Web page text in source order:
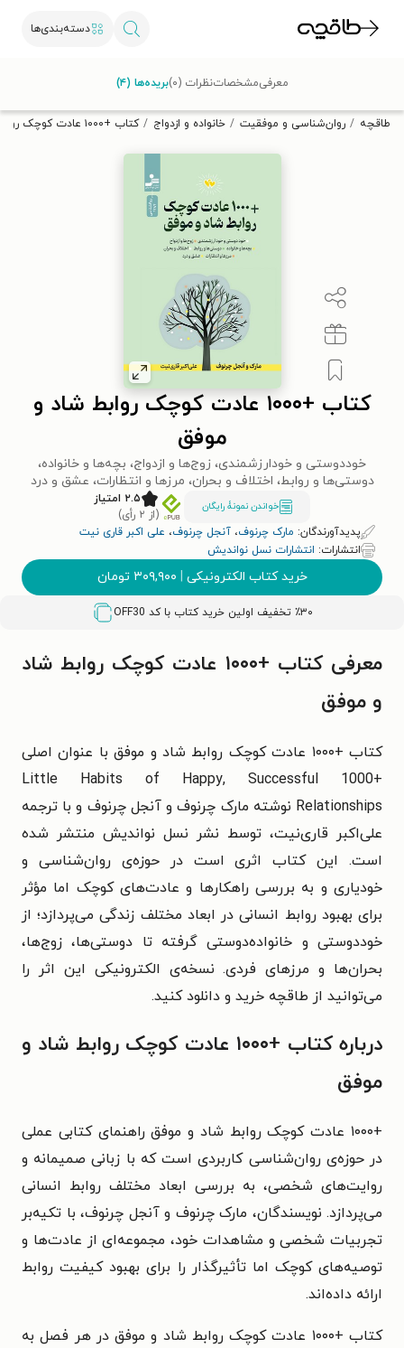
دسته‌بندی‌ها
تخفیف از طاقچه دریافت کن.
طاقچه روان‌شناسی و موفقیت خانواده و ازدواج کتاب +۱۰۰۰ عادت کوچک روابط شاد و موفق
کتاب +۱۰۰۰ عادت کوچک روابط شاد و
موفق
خوددوستی و خودارزشمندی، زوج‌ها و ازدواج، بچه‌ها و خانواده،
دوستی‌ها و روابط، اختلاف و بحران، مرزها و انتظارات، عشق و درد
خواندن نمونۀ رایگان
۲.۵ امتیاز
(از ۲ رأی)
پدیدآورندگان: مارک چرنوف، آنجل چرنوف، علی اکبر قاری نیت
انتشارات: انتشارات نسل نواندیش
خرید کتاب الکترونیکی | ۳۰۹,۹۰۰ تومان
٪۳۰ تخفیف اولین خرید کتاب با کد OFF30
معرفیمشخصاتنظرات (۰) بریده‌ها (۴)
معرفی کتاب +۱۰۰۰ عادت کوچک روابط شاد
و موفق
کتاب +۱۰۰۰ عادت کوچک روابط شاد و موفق با عنوان اصلی
+1000 Little Habits of Happy, Successful
Relationships نوشته مارک چرنوف و آنجل چرنوف و با ترجمه
علی‌اکبر قاری‌نیت، توسط نشر نسل نواندیش منتشر شده
است. این کتاب اثری است در حوزه‌ی روان‌شناسی و
خودیاری و به بررسی راهکارها و عادت‌های کوچک اما مؤثر
برای بهبود روابط انسانی در ابعاد مختلف زندگی می‌پردازد؛ از
خوددوستی و خانواده‌دوستی گرفته تا دوستی‌ها، زوج‌ها،
بحران‌ها و مرزهای فردی. نسخه‌ی الکترونیکی این اثر را
می‌توانید از طاقچه خرید و دانلود کنید.
درباره کتاب +۱۰۰۰ عادت کوچک روابط شاد و
موفق
+۱۰۰۰ عادت کوچک روابط شاد و موفق راهنمای کتابی عملی
در حوزه‌ی روان‌شناسی کاربردی است که با زبانی صمیمانه و
روایت‌های شخصی، به بررسی ابعاد مختلف روابط انسانی
می‌پردازد. نویسندگان، مارک چرنوف و آنجل چرنوف، با تکیه‌بر
تجربیات شخصی و مشاهدات خود، مجموعه‌ای از عادت‌ها و
توصیه‌های کوچک اما تأثیرگذار را برای بهبود کیفیت روابط
ارائه داده‌اند.
کتاب +۱۰۰۰ عادت کوچک روابط شاد و موفق در هر فصل به